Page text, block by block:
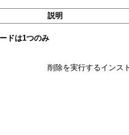
説明
ドは1つのみ
削除を実行するインス